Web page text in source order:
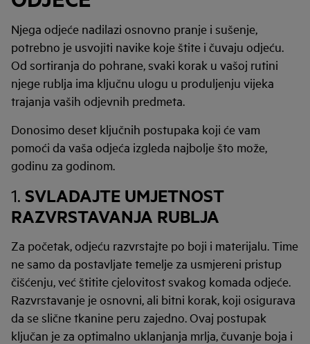
Njega odjeće nadilazi osnovno pranje i sušenje,
potrebno je usvojiti navike koje štite i čuvaju odjeću.
Od sortiranja do pohrane, svaki korak u vašoj rutini
njege rublja ima ključnu ulogu u produljenju vijeka
trajanja vaših odjevnih predmeta.
Donosimo deset ključnih postupaka koji će vam
pomoći da vaša odjeća izgleda najbolje što može,
godinu za godinom.
1. SVLADAJTE UMJETNOST
RAZVRSTAVANJA RUBLJA
Za početak, odjeću razvrstajte po boji i materijalu. Time
ne samo da postavljate temelje za usmjereni pristup
čišćenju, već štitite cjelovitost svakog komada odjeće.
Razvrstavanje je osnovni, ali bitni korak, koji osigurava
da se slične tkanine peru zajedno. Ovaj postupak
ključan je za optimalno uklanjanja mrlja, čuvanje boja i